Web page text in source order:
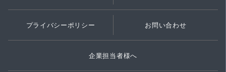
プライバシーポリシー お問い合わせ
企業担当者様へ